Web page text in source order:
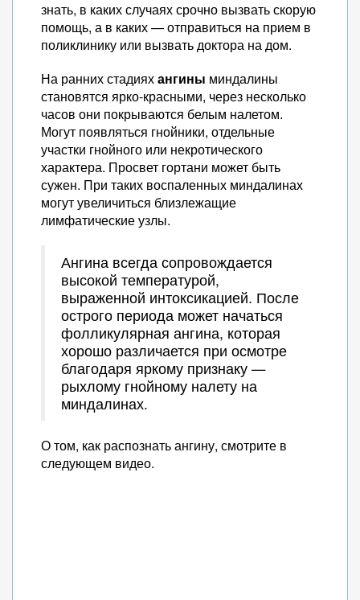
знать, в каких случаях срочно вызвать скорую
помощь, а в каких — отправиться на прием в
поликлинику или вызвать доктора на дом.
На ранних стадияхангины миндалины
становятся ярко-красными, через несколько
часов они покрываются белым налетом.
Могут появляться гнойники, отдельные
участки гнойного или некротического
характера. Просвет гортани может быть
сужен. При таких воспаленных миндалинах
могут увеличиться близлежащие
лимфатические узлы.
Ангина всегда сопровождается
высокой температурой,
выраженной интоксикацией. После
острого периода может начаться
фолликулярная ангина, которая
хорошо различается при осмотре
благодаря яркому признаку —
рыхлому гнойному налету на
миндалинах.
О том, как распознать ангину, смотрите в
следующем видео.